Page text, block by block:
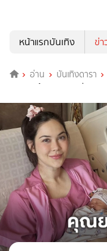
หน้าแรกบันเทิง
ข่
อ่าน บันเทิงดารา
คนแรก..ด้าน “เกรท”..รีบมา